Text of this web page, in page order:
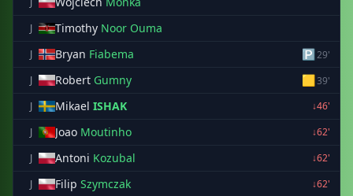
J Timothy Noor Ouma
J Bryan Fiabema 🅿29'
J
Robert Gumny 🟨39'
J
Mikael ISHAK
↓46'
J
Joao Moutinho
↓62'
J
Antoni Kozubal
↓62'
J
Filip Szymczak
↓62'